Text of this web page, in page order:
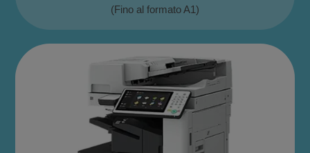
(Fino al formato A1)